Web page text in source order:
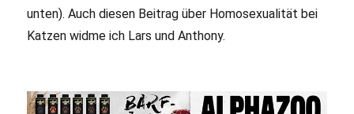
unten). Auch diesen Beitrag über Homosexualität bei
Katzen widme ich Lars und Anthony.